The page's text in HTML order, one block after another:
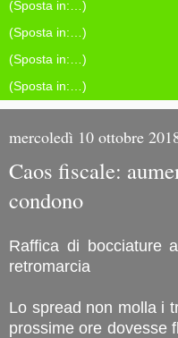
mercoledì 10 ottobre
Caos fiscale:
condono
Raffica di bocciature
retromarcia
Lo spread non molla i
prossime ore dovesse